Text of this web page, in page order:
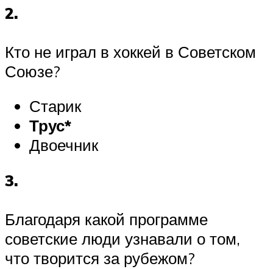
2.
Кто не играл в хоккей в Советском
Союзе?
Старик
Трус*
Двоечник
3.
Благодаря какой программе
советские люди узнавали о том,
что творится за рубежом?